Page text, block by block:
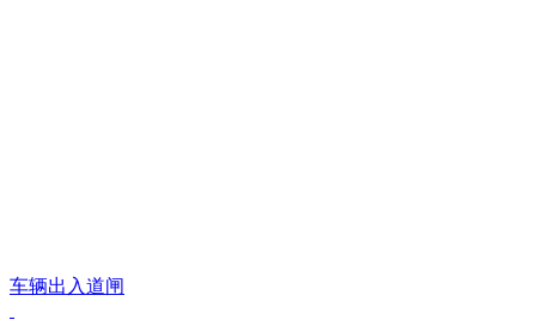
车辆出入道闸